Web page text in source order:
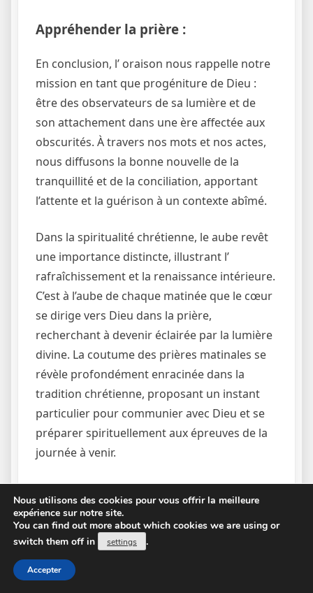
Appréhender la prière :
En conclusion, l’ oraison nous rappelle notre
mission en tant que progéniture de Dieu :
être des observateurs de sa lumière et de
son attachement dans une ère affectée aux
obscurités. À travers nos mots et nos actes,
nous diffusons la bonne nouvelle de la
tranquillité et de la conciliation, apportant
l’attente et la guérison à un contexte abîmé.
Dans la spiritualité chrétienne, le aube revêt
une importance distincte, illustrant l’
rafraîchissement et la renaissance intérieure.
C’est à l’aube de chaque matinée que le cœur
se dirige vers Dieu dans la prière,
recherchant à devenir éclairée par la lumière
divine. La coutume des prières matinales se
révèle profondément enracinée dans la
tradition chrétienne, proposant un instant
particulier pour communier avec Dieu et se
préparer spirituellement aux épreuves de la
journée à venir.
En l’intérieur de ces prière matinales s’ trouve
souvent une dévotion particulière pour
Marie, la mam de Jésus et figure sainte
adorée auprès de beaucoup fidèles. En tant
mère intercesseur au milieu de les hommes
Nous utilisons des cookies pour vous offrir la meilleure
expérience sur notre site.
You can find out more about which cookies we are using or
switch them off in
settings .
Accepter